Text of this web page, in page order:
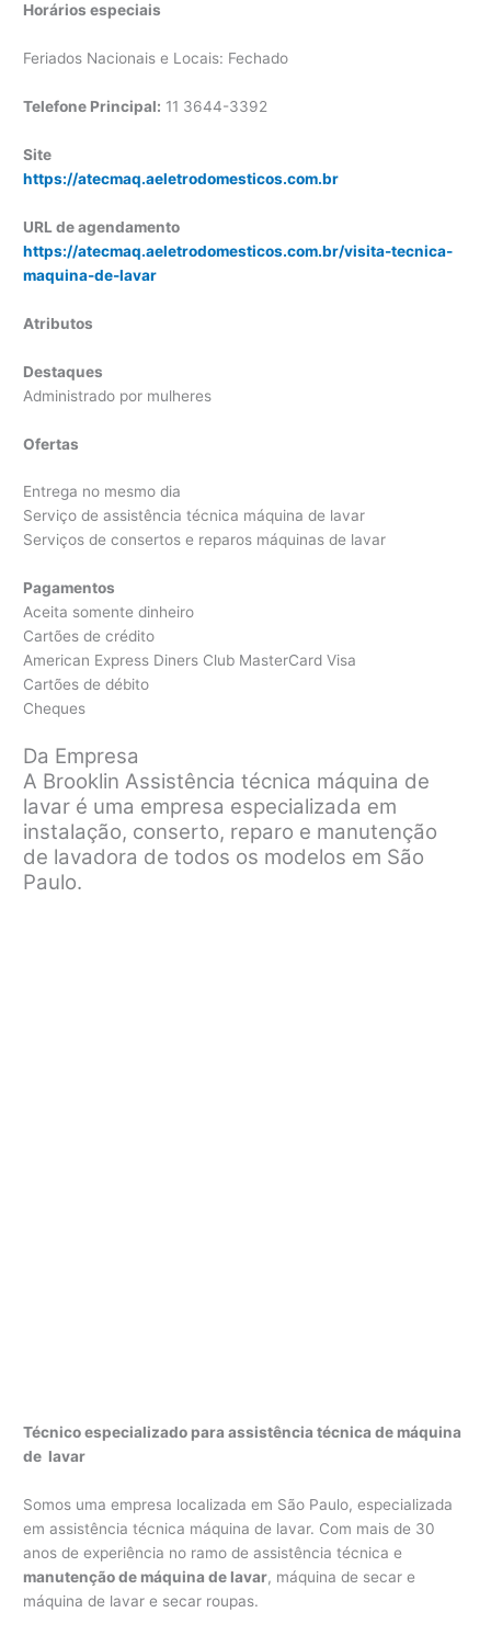
Horários especiais
Feriados Nacionais e Locais: Fechado
Telefone Principal: 11 3644-3392
Site
https://atecmaq.aeletrodomesticos.com.br
URL de agendamento
https://atecmaq.aeletrodomesticos.com.br/visita-tecnica-
maquina-de-lavar
Atributos
Destaques
Administrado por mulheres
Ofertas
Entrega no mesmo dia
Serviço de assistência técnica máquina de lavar
Serviços de consertos e reparos máquinas de lavar
Pagamentos
Aceita somente dinheiro
Cartões de crédito
American Express Diners Club MasterCard Visa
Cartões de débito
Cheques
Da Empresa
A Brooklin Assistência técnica máquina de
lavar é uma empresa especializada em
instalação, conserto, reparo e manutenção
de lavadora de todos os modelos em São
Paulo.
Técnico especializado para assistência técnica de máquina
de lavar
Somos uma empresa localizada em São Paulo, especializada
em assistência técnica máquina de lavar. Com mais de 30
anos de experiência no ramo de assistência técnica e
manutenção de máquina de lavar, máquina de secar e
máquina de lavar e secar roupas.